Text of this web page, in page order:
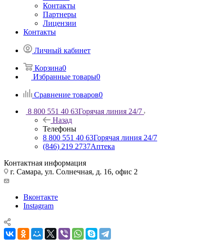
Контакты
Партнеры
Лицензии
Контакты
Личный кабинет
Корзина0
Избранные товары0
Сравнение товаров0
8 800 551 40 63Горячая линия 24/7
Назад
Телефоны
8 800 551 40 63Горячая линия 24/7
(846) 219 2737Аптека
Контактная информация
г. Самара, ул. Солнечная, д. 16, офис 2
Вконтакте
Instagram